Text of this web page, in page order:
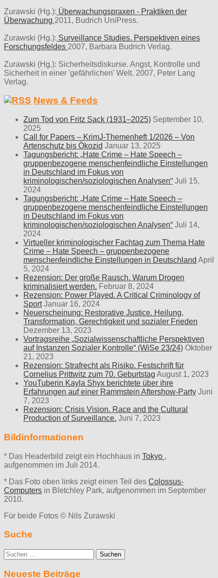
Zurawski (Hg.): Überwachungspraxen - Praktiken der
Überwachung 2011, Budrich UniPress.
Zurawski (Hg.): Surveillance Studies. Perspektiven eines
Forschungsfeldes 2007, Barbara Budrich Verlag.
Zurawski (Hg.): Sicherheitsdiskurse. Angst, Kontrolle und
Sicherheit in einer 'gefährlichen' Welt. 2007, Peter Lang
Verlag.
News & Feeds
Zum Tod von Fritz Sack (1931–2025) September 10,
2025
Call for Papers – KrimJ-Themenheft 1/2026 – Von
Artenschutz bis Ökozid Januar 13, 2025
Tagungsbericht: „Hate Crime – Hate Speech –
gruppenbezogene menschenfeindliche Einstellungen
in Deutschland im Fokus von
kriminologischen/soziologischen Analysen“ Juli 15,
2024
Tagungsbericht: „Hate Crime – Hate Speech –
gruppenbezogene menschenfeindliche Einstellungen
in Deutschland im Fokus von
kriminologischen/soziologischen Analysen“ Juli 14,
2024
Virtueller kriminologischer Fachtag zum Thema Hate
Crime – Hate Speech – gruppenbezogene
menschenfeindliche Einstellungen in Deutschland April
5, 2024
Rezension: Der große Rausch. Warum Drogen
kriminalisiert werden. Februar 8, 2024
Rezension: Power Played. A Critical Criminology of
Sport Januar 16, 2024
Neuerscheinung: Restorative Justice. Heilung,
Transformation, Gerechtigkeit und sozialer Frieden
Dezember 13, 2023
Vortragsreihe „Sozialwissenschaftliche Perspektiven
auf Instanzen Sozialer Kontrolle“ (WiSe 23/24) Oktober
21, 2023
Rezension: Strafrecht als Risiko. Festschrift für
Cornelius Prittwitz zum 70. Geburtstag August 1, 2023
YouTuberin Kayla Shyx berichtete über ihre
Erfahrungen auf einer Rammstein Aftershow-Party Juni
7, 2023
Rezension: Crisis Vision. Race and the Cultural
Production of Surveillance. Juni 7, 2023
Bildinformationen
* Das Headerbild zeigt ein Hochhaus in Tokyo ,
aufgenommen im Juli 2014.
* Das Foto oben links zeigt einen Teil des Colossus-
Computers in Bletchley Park, aufgenommen im September
2010.
Für beide Fotos © Nils Zurawski
Suche
Suche
nach:
Neueste Beiträge